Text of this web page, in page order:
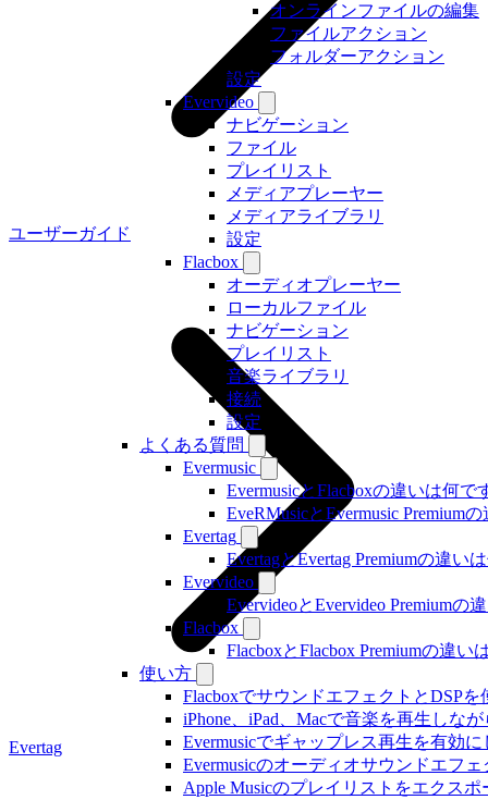
オンラインファイルの編集
ファイルアクション
フォルダーアクション
設定
Evervideo
ナビゲーション
ファイル
プレイリスト
メディアプレーヤー
メディアライブラリ
設定
Flacbox
オーディオプレーヤー
ローカルファイル
ナビゲーション
プレイリスト
音楽ライブラリ
接続
設定
よくある質問
Evermusic
EvermusicとFlacboxの違いは何で
EveRMusicとEvermusic Premium
Evertag
EvertagとEvertag Premiumの違い
Evervideo
EvervideoとEvervideo Premiumの
Flacbox
FlacboxとFlacbox Premiumの違い
使い方
FlacboxでサウンドエフェクトとDSPを
iPhone、iPad、Macで音楽を再生しな
Evermusicでギャップレス再生を有効
Evermusicのオーディオサウンドエフ
Apple Musicのプレイリストをエクス
ユーザーガイド
Evertag